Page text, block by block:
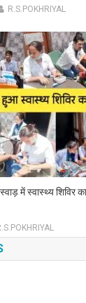
R.S.POKHRIYAL
में स्वास्थ्य शिविर